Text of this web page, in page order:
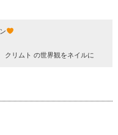
クリムト の世界観をネイルに